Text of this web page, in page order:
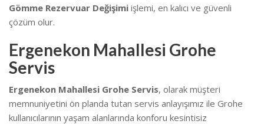
Gömme Rezervuar Değişimi işlemi, en kalıcı ve güvenli
çözüm olur.
Ergenekon Mahallesi Grohe
Servis
Ergenekon Mahallesi Grohe Servis, olarak müşteri
memnuniyetini ön planda tutan servis anlayışımız ile Grohe
kullanıcılarının yaşam alanlarında konforu kesintisiz